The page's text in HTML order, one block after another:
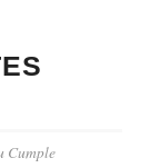
Cumple